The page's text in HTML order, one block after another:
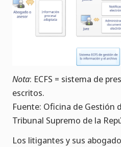
Nota: ECFS = sistema de
escritos.
Fuente: Oficina de Gestión
Tribunal Supremo de la
Los litigantes y sus